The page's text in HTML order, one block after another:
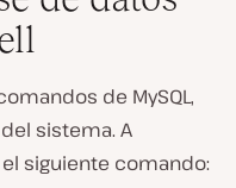
de MySQL,
sistema. A
siguiente comando: